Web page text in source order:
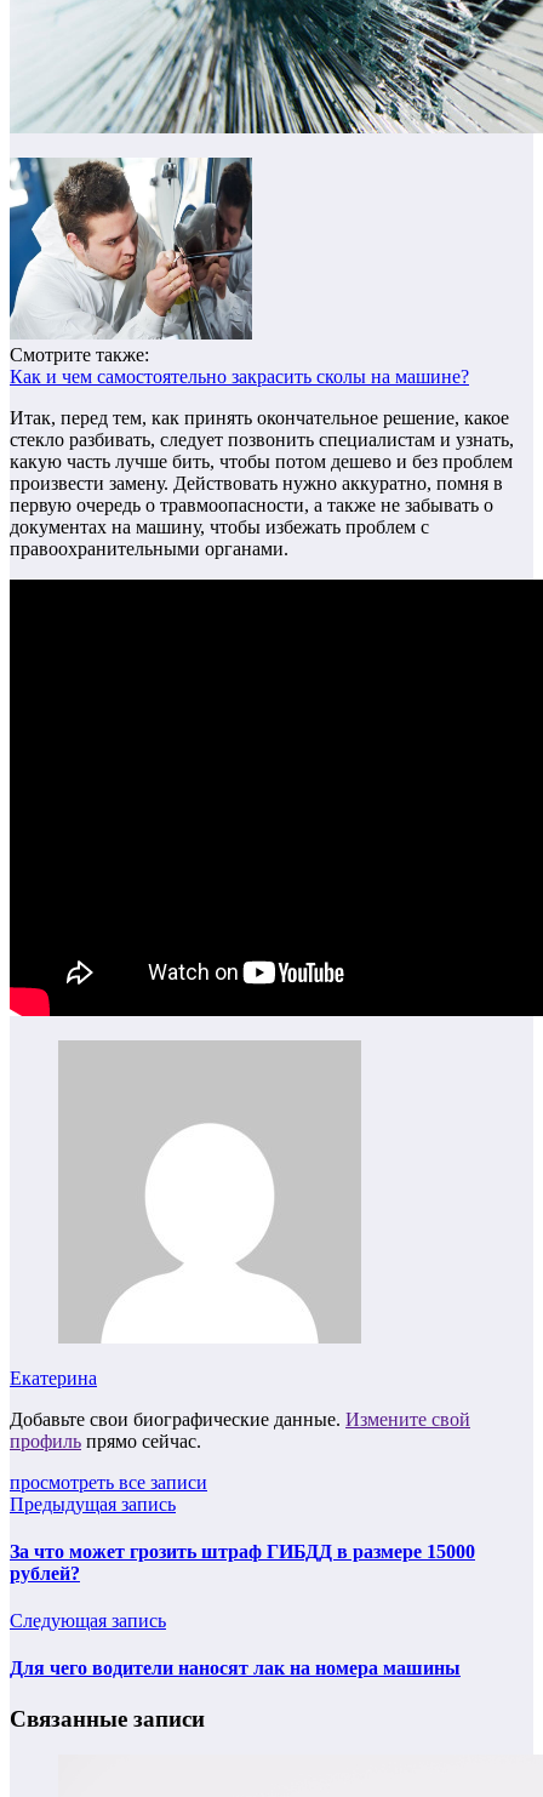
Смотрите также:
Как и чем самостоятельно закрасить сколы на машине?
Итак, перед тем, как принять окончательное решение, какое
стекло разбивать, следует позвонить специалистам и узнать,
какую часть лучше бить, чтобы потом дешево и без проблем
произвести замену. Действовать нужно аккуратно, помня в
первую очередь о травмоопасности, а также не забывать о
документах на машину, чтобы избежать проблем с
правоохранительными органами.
Екатерина
Добавьте свои биографические данные. Измените свой
профиль прямо сейчас.
просмотреть все записи
Предыдущая запись
За что может грозить штраф ГИБДД в размере 15000
рублей?
Следующая запись
Для чего водители наносят лак на номера машины
Связанные записи